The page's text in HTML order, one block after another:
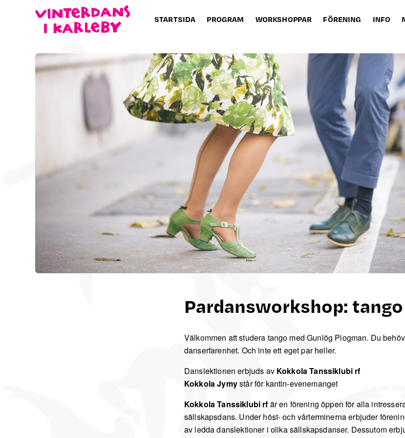
STARTSIDA PROGRAM WORKSHOPPAR FÖRENING INFO
Pardansworkshop: tango
Välkommen att studera tango med Gunlög Plogman. Du
danserfarenhet. Och inte ett eget par heller.
Danslektionen erbjuds av Kokkola Tanssiklubi rf
Kokkola Jymystår för kantin-evenemanget
Kokkola Tanssiklubi rf är en förening öppen för alla
sällskapsdans. Under höst- och vårterminerna erbjuder
av ledda danslektioner i olika sällskapsdanser. Dessutom